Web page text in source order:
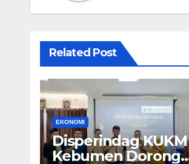
Related Post
EKONOMI
Disperindag KUKM
Kebumen Dorong